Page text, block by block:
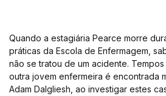
Quando a estagiária Pearce morre
práticas da Escola de Enfermagem,
não se tratou de um acidente.
outra jovem enfermeira é encontrada
Adam Dalgliesh, ao investigar estes